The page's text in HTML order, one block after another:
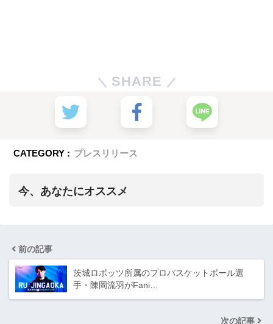
SHARE
CATEGORY : プレスリリース
今、あなたにオススメ
前の記事
茨城ロボッツ所属のプロバスケットボール選
手・陳岡流羽がFani…
次の記事